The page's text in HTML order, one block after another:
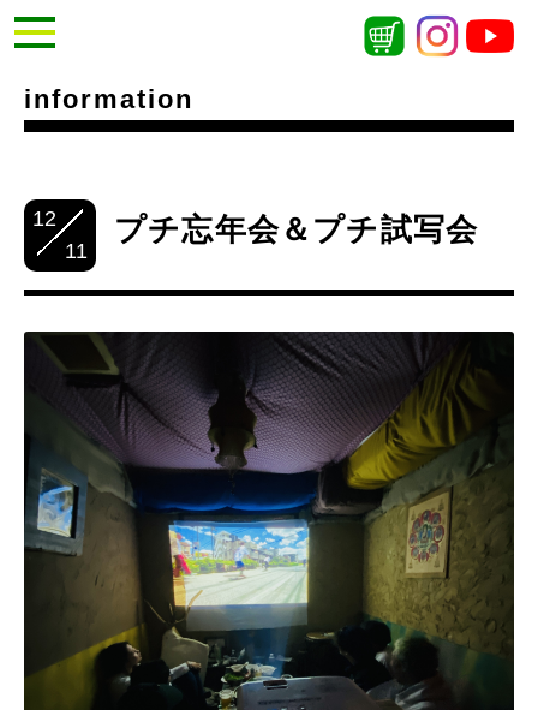
information
12
11
プチ忘年会＆プチ試写会